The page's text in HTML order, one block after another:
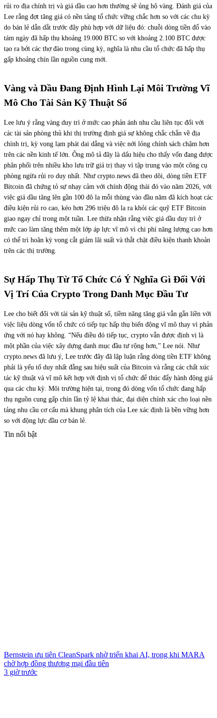
rủi ro địa chính trị và giá dầu cao hơn thường sẽ ủng hộ vàng. Đánh giá của
Lee rằng đợt tăng giá có nền tảng tổ chức vững chắc hơn so với các chu kỳ
do bán lẻ dẫn dắt trước đây phù hợp với dữ liệu đó: chuỗi dòng tiền đổ vào
tám ngày đã hấp thụ khoảng 19.000 BTC so với khoảng 2.100 BTC được
tạo ra bởi các thợ đào trong cùng kỳ, nghĩa là nhu cầu tổ chức đã hấp thụ
gấp khoảng chín lần nguồn cung mới.
Vàng và Dầu Đang Định Hình Lại Môi Trường Vĩ
Mô Cho Tài Sản Kỹ Thuật Số
Lee lưu ý rằng vàng duy trì ở mức cao phản ánh nhu cầu liên tục đối với
các tài sản phòng thủ khi thị trường định giá sự không chắc chắn về địa
chính trị, kỳ vọng lạm phát dai dẳng và việc nới lỏng chính sách chậm hơn
trên các nền kinh tế lớn. Ông mô tả đây là dấu hiệu cho thấy vốn đang được
phân phối trên nhiều kho lưu trữ giá trị thay vì tập trung vào một công cụ
phòng ngừa rủi ro duy nhất. Như crypto.news đã theo dõi, dòng tiền ETF
Bitcoin đã chứng tỏ sự nhạy cảm với chính động thái đó vào năm 2026, với
việc giá dầu tăng lên gần 100 đô la mỗi thùng vào đầu năm đã kích hoạt các
điều kiện rủi ro cao, kéo hơn 296 triệu đô la ra khỏi các quỹ ETF Bitcoin
giao ngay chỉ trong một tuần. Lee thừa nhận rằng việc giá dầu duy trì ở
mức cao làm tăng thêm một lớp áp lực vĩ mô vì chi phí năng lượng cao hơn
có thể trì hoãn kỳ vọng cắt giảm lãi suất và thắt chặt điều kiện thanh khoản
trên các thị trường.
Sự Hấp Thụ Từ Tổ Chức Có Ý Nghĩa Gì Đối Với
Vị Trí Của Crypto Trong Danh Mục Đầu Tư
Lee cho biết đối với tài sản kỹ thuật số, tiềm năng tăng giá vẫn gắn liền với
việc liệu dòng vốn tổ chức có tiếp tục hấp thụ biến động vĩ mô thay vì phản
ứng với nó hay không. “Nếu điều đó tiếp tục, crypto vẫn được định vị là
một phần của việc xây dựng danh mục đầu tư rộng hơn,” Lee nói. Như
crypto.news đã lưu ý, Lee trước đây đã lập luận rằng dòng tiền ETF không
phải là yếu tố duy nhất đằng sau hiệu suất của Bitcoin và rằng các chất xúc
tác kỹ thuật và vĩ mô kết hợp với định vị tổ chức để thúc đẩy hành động giá
qua các chu kỳ. Môi trường hiện tại, trong đó dòng vốn tổ chức đang hấp
thụ nguồn cung gấp chín lần tỷ lệ khai thác, đại diện chính xác cho loại nền
tảng nhu cầu cơ cấu mà khung phân tích của Lee xác định là bền vững hơn
so với động lực đầu cơ bán lẻ.
Tin nổi bật
Bernstein ưu tiên CleanSpark nhờ triển khai AI, trong khi MARA
chờ hợp đồng thương mại đầu tiên
3 giờ trước